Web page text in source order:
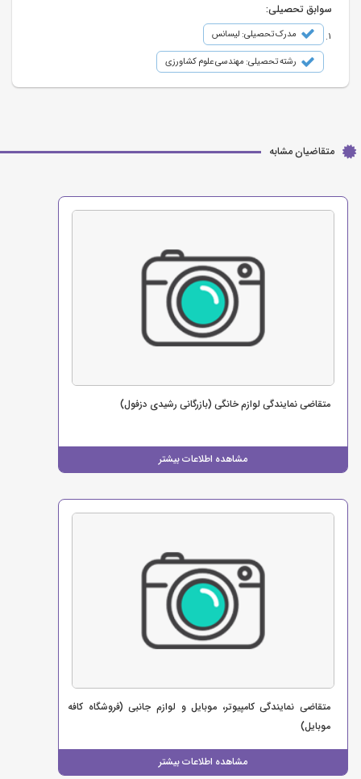
سوابق تحصیلی:
مدرک تحصیلی: لیسانس
رشته تحصیلی: مهندسی علوم کشاورزی
متقاضیان مشابه
مشاهده اطلاعات بیشتر
متقاضی نمایندگی لوازم خانگی (بازرگانی رشیدی دزفول)
مشاهده اطلاعات بیشتر
متقاضی نمایندگی کامپیوتر، موبایل و لوازم جانبی (فروشگاه کافه
موبایل)